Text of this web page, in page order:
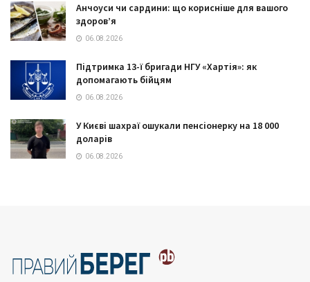
Анчоуси чи сардини: що корисніше для вашого
здоров’я
06.08.2026
Підтримка 13-ї бригади НГУ «Хартія»: як
допомагають бійцям
06.08.2026
У Києві шахраї ошукали пенсіонерку на 18 000
доларів
06.08.2026